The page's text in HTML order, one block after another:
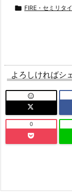
 FIRE・セミリタ
よろしければシ

0